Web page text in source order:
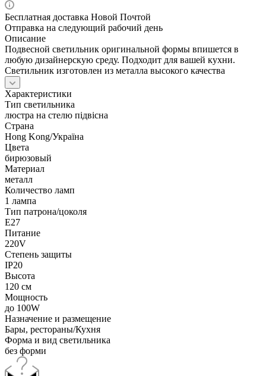
Бесплатная доставка Новой Почтой
Отправка на следующий рабочий день
Описание
Подвесной светильник оригинальной формы впишется в
любую дизайнерскую среду. Подходит для вашей кухни.
Светильник изготовлен из металла высокого качества
Характеристики
Тип светильника
люстра на стелю підвісна
Страна
Hong Kong/Україна
Цвета
бирюзовый
Материал
металл
Количество ламп
1 лампа
Тип патрона/цоколя
E27
Питание
220V
Степень защиты
IP20
Высота
120 см
Мощность
до 100W
Назначение и размещение
Бары, рестораны/Кухня
Форма и вид светильника
без форми